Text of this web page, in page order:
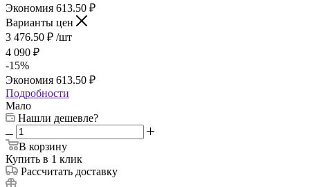
Экономия 613.50 ₽
Варианты цен
3 476.50 ₽ /шт
4 090 ₽
-15%
Экономия 613.50 ₽
Подробности
Мало
Нашли дешевле?
В корзину
Купить в 1 клик
Рассчитать доставку